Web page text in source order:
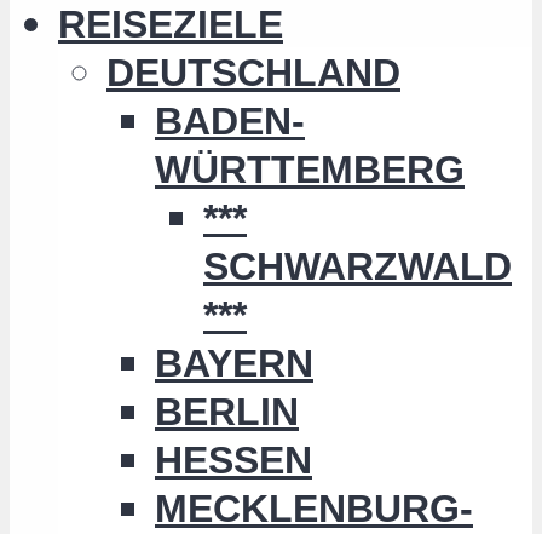
REISEZIELE
DEUTSCHLAND
BADEN-
WÜRTTEMBERG
***
SCHWARZWALD
***
BAYERN
BERLIN
HESSEN
MECKLENBURG-